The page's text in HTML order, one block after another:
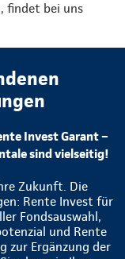
findet bei uns
Invest Garant –
sind vielseitig!
Zukunft. Die
Rente Invest für
Fondsauswahl,
und Rente
zur Ergänzung der